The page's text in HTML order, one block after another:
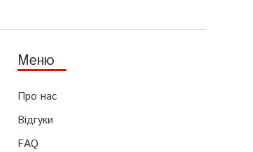
Про нас
Відгуки
FAQ